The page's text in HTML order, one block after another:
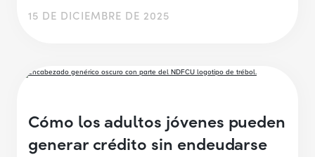
15 DE DICIEMBRE DE 2025
Cómo los adultos jóvenes pueden
generar crédito sin endeudarse